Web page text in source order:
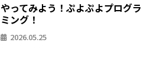
やってみよう！ぷよぷよプログラ
ミング！
2026.05.25